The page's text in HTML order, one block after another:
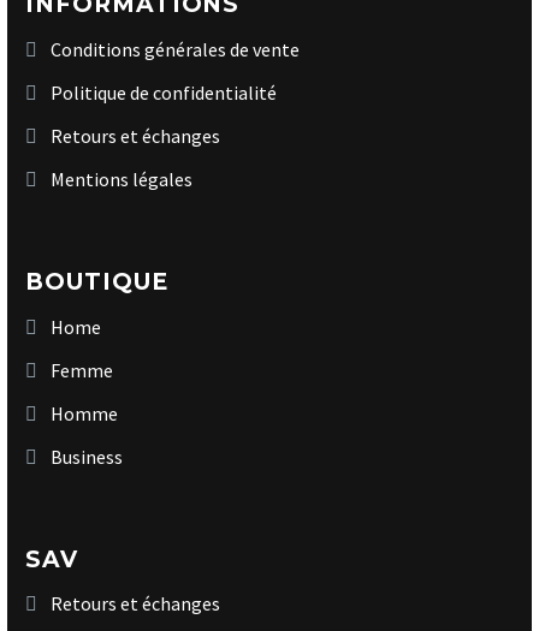
Conditions générales de vente
Politique de confidentialité
Retours et échanges
Mentions légales
BOUTIQUE
Home
Femme
Homme
Business
SAV
Retours et échanges